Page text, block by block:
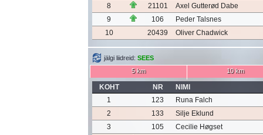
8
21101
Axel Gutterød Dabe
9
106
Peder Talsnes
10
20439 Oliver Chadwick
jälgi liidreid: SEES
5 km
10 km
KOHT NR
NIMI
1
123
Runa Falch
2
133
Silje Eklund
3
105
Cecilie Høgset